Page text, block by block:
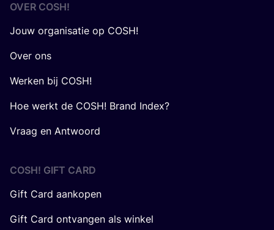
OVER COSH!
Jouw organisatie op COSH!
Over ons
Werken bij COSH!
Hoe werkt de COSH! Brand Index?
Vraag en Antwoord
COSH! GIFT CARD
Gift Card aankopen
Gift Card ontvangen als winkel